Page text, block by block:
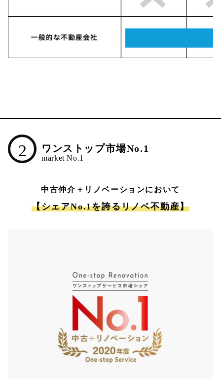
2 ワンストップ市場No.1
中古仲介＋リノベーションにおいて
【シェアNo.1を誇るリノベ不動産】